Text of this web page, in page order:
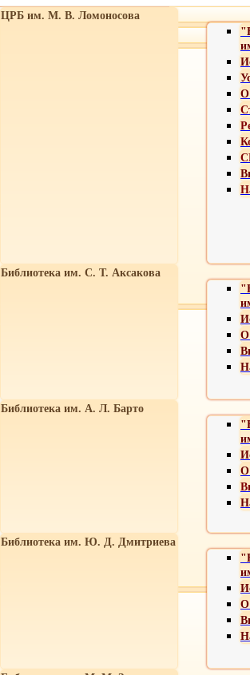
ЦРБ им. М. В. Ломоносова
О
Библиотека им. С. Т. Аксакова
О
Библиотека им. А. Л. Барто
О
Библиотека им. Ю. Д. Дмитриева
О